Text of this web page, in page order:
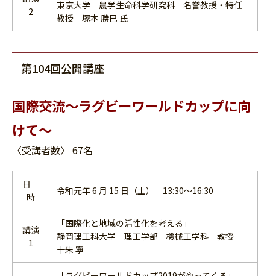
2
東京大学 農学生命科学研究科 名誉教授・特任
教授 塚本 勝巳 氏
第104回公開講座
国際交流～ラグビーワールドカップに向
けて～
〈受講者数〉 67名
日
時
令和元年 6 月 15 日（土） 13:30～16:30
講演
1
「国際化と地域の活性化を考える」
静岡理工科大学 理工学部 機械工学科 教授
十朱 寧